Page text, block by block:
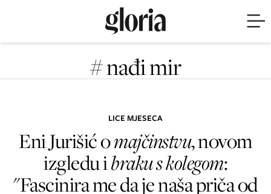
# nađi mir
LICE MJESECA
Eni Jurišić omajčinstvu, novom
izgledu ibraku s kolegom:
"Fascinira me da je naša priča od